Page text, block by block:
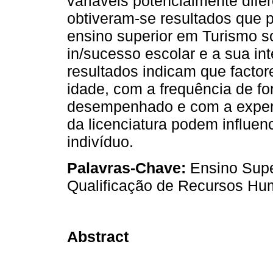
obtiveram-se resultados que
ensino superior em Turismo
in/sucesso escolar e a sua
resultados indicam que
idade, com a frequência de
desempenhado e com a
da licenciatura podem
indivíduo.
Palavras-Chave: Ensino
Qualificação de Recursos
Abstract